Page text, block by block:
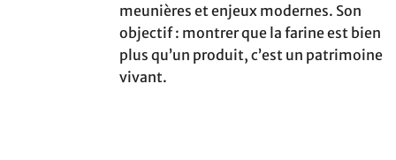
meunières et enjeux modernes. Son
objectif : montrer que la farine est bien
plus qu’un produit, c’est un patrimoine
vivant.